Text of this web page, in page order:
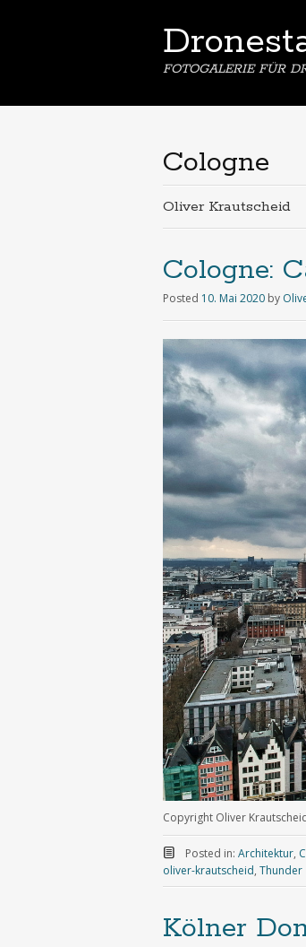
FOTOGALERIE FÜR
Cologne
Oliver Krautscheid
Cologne:
Posted 10. Mai 2020 by
Copyright Oliver
Posted in: Architektur,
oliver-krautscheid, Thunder
Kölner